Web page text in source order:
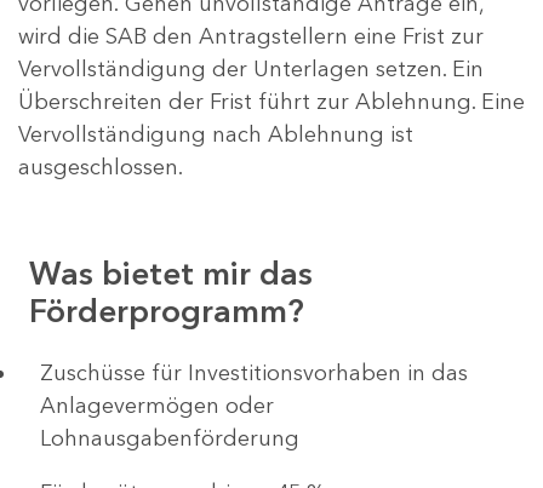
wird die SAB den Antragstellern eine Frist zur
Vervollständigung der Unterlagen setzen. Ein
Überschreiten der Frist führt zur Ablehnung. Eine
Vervollständigung nach Ablehnung ist
ausgeschlossen.
Was bietet mir das
Förderprogramm?
​​​​​​Zuschüsse für Investitionsvorhaben in das
Anlagevermögen oder
Lohnausgabenförderung